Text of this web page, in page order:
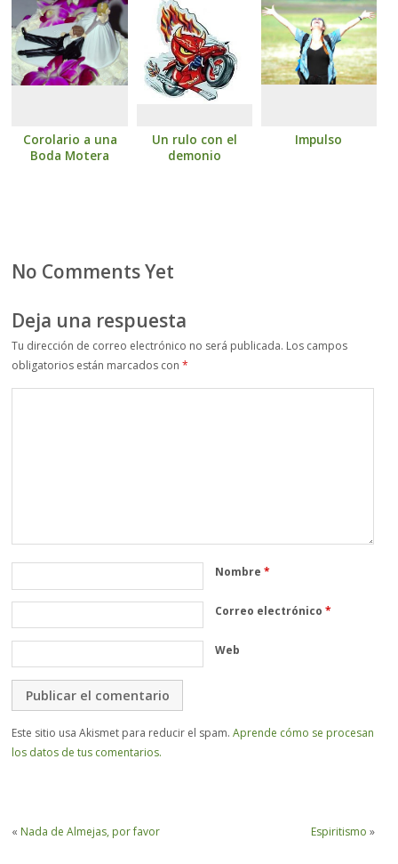
Corolario a una
Boda Motera
Un rulo con el
demonio
Impulso
No Comments Yet
Deja una respuesta
Tu dirección de correo electrónico no será publicada. Los campos
obligatorios están marcados con*
Nombre*
Correo electrónico*
Web
Este sitio usa Akismet para reducir el spam.Aprende cómo se procesan
los datos de tus comentarios.
« Nada de Almejas, por favor Espiritismo »